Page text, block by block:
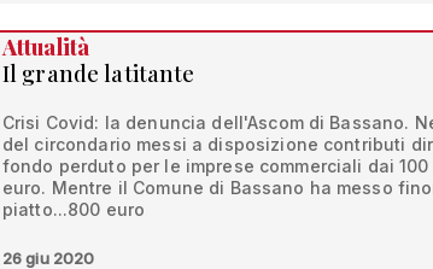
Attualità
Il grande latitante
Crisi Covid: la denuncia dell'Ascom di Bassano.
del circondario messi a disposizione contributi
fondo perduto per le imprese commerciali dai 100
euro. Mentre il Comune di Bassano ha messo
piatto...800 euro
26 giu 2020